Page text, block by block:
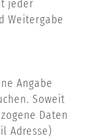
jeder
Weitergabe
Angabe
Soweit
Daten
Adresse)